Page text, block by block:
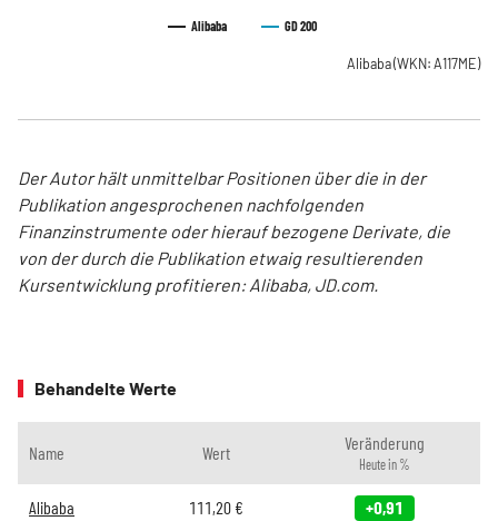
Alibaba GD 200
Alibaba(WKN: A117ME)
Der Autor hält unmittelbar Positionen über die in der
Publikation angesprochenen nachfolgenden
Finanzinstrumente oder hierauf bezogene Derivate, die
von der durch die Publikation etwaig resultierenden
Kursentwicklung profitieren: Alibaba, JD.com.
Behandelte Werte
Name Wert Veränderung
Heute in %
Alibaba 111,20 € +0,91